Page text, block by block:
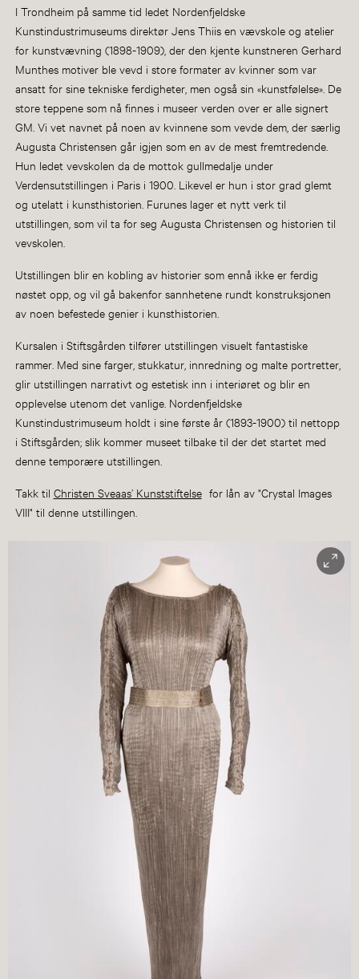
I Trondheim på samme tid ledet Nordenfjeldske
Kunstindustrimuseums direktør Jens Thiis en vævskole og atelier
for kunstvævning (1898-1909), der den kjente kunstneren Gerhard
Munthes motiver ble vevd i store formater av kvinner som var
ansatt for sine tekniske ferdigheter, men også sin «kunstfølelse». De
store teppene som nå finnes i museer verden over er alle signert
GM. Vi vet navnet på noen av kvinnene som vevde dem, der særlig
Augusta Christensen går igjen som en av de mest fremtredende.
Hun ledet vevskolen da de mottok gullmedalje under
Verdensutstillingen i Paris i 1900. Likevel er hun i stor grad glemt
og utelatt i kunsthistorien. Furunes lager et nytt verk til
utstillingen, som vil ta for seg Augusta Christensen og historien til
vevskolen.
Utstillingen blir en kobling av historier som ennå ikke er ferdig
nøstet opp, og vil gå bakenfor sannhetene rundt konstruksjonen
av noen befestede genier i kunsthistorien.
Kursalen i Stiftsgården tilfører utstillingen visuelt fantastiske
rammer. Med sine farger, stukkatur, innredning og malte portretter,
glir utstillingen narrativt og estetisk inn i interiøret og blir en
opplevelse utenom det vanlige. Nordenfjeldske
Kunstindustrimuseum holdt i sine første år (1893-1900) til nettopp
i Stiftsgården; slik kommer museet tilbake til der det startet med
denne temporære utstillingen.
Takk til Christen Sveaas’ Kunststiftelse for lån av "Crystal Images
VIII" til denne utstillingen.